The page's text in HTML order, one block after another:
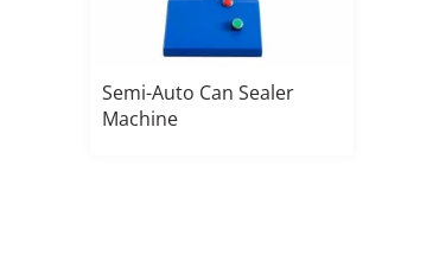
Semi-Auto Can Sealer
Machine